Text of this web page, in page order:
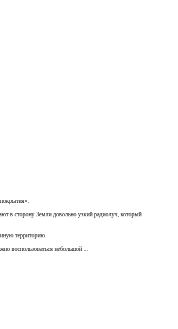
в сторону Земли довольно узкий радиолуч, который
иную территорию.
воспользоваться небольшой ...